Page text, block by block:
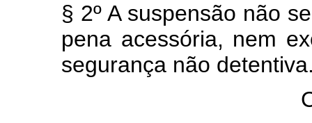
§ 2º A suspensão não
pena acessória, nem
segurança não